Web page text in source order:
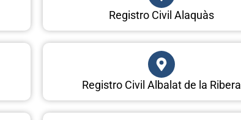
Registro Civil Alaquàs
Registro Civil Albalat de la Ribera